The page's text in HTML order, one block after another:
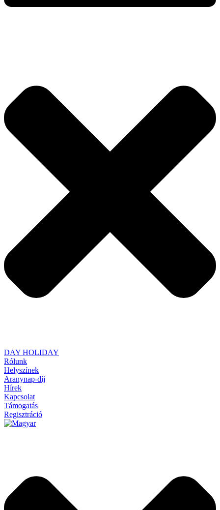
DAY HOLIDAY
Rólunk
Helyszínek
Aranynap-díj
Hírek
Kapcsolat
Támogatás
Regisztráció